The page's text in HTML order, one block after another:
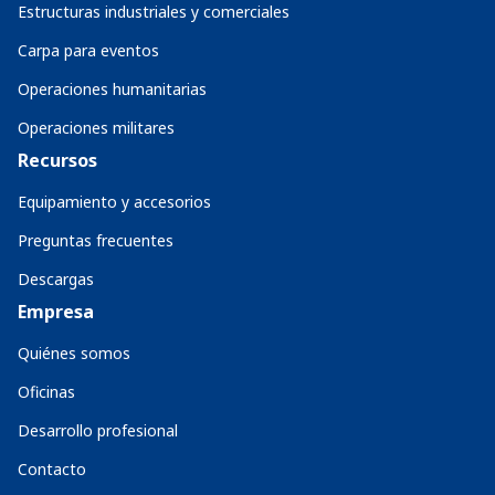
Estructuras industriales y comerciales
Carpa para eventos
Operaciones humanitarias
Operaciones militares
Recursos
Equipamiento y accesorios
Preguntas frecuentes
Descargas
Empresa
Quiénes somos
Oficinas
Desarrollo profesional
Contacto